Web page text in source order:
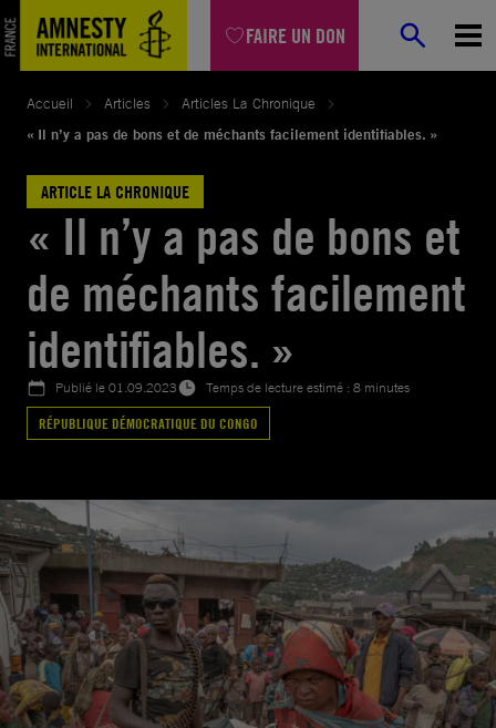
FAIRE UN DON
Aller
au
contenu
Accueil Articles
Articles La Chronique
« Il n’y a pas de bons et de méchants facilement identifiables. »
ARTICLE LA CHRONIQUE
« Il n’y a pas de bons et
de méchants facilement
identifiables. »
Publié le01.09.2023
Temps de lecture estimé : 8 minutes
RÉPUBLIQUE DÉMOCRATIQUE DU CONGO